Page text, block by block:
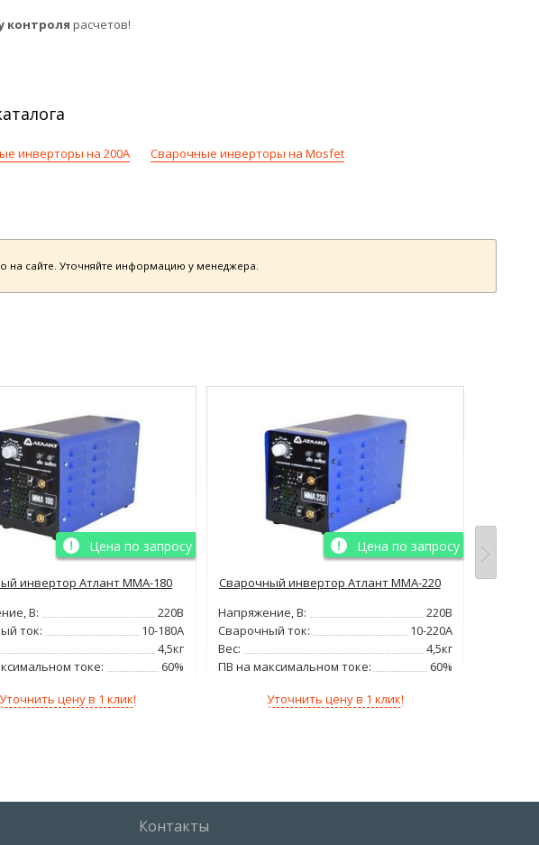
контроля расчетов!
инверторы на 200А
Сварочные инверторы на Mosfet
на сайте. Уточняйте информацию у менеджера.
Цена по запросу
инвертор Атлант ММА-180
В:
220В
ток:
10-180А
4,5кг
токе:
60%
Уточнить цену в 1 клик!
Цена по запросу
Сварочный инвертор Атлант ММА-220
Напряжение, В:
220В
Сварочный ток:
10-220А
Вес:
4,5кг
ПВ на максимальном токе:
60%
Уточнить цену в 1 клик!
Контакты